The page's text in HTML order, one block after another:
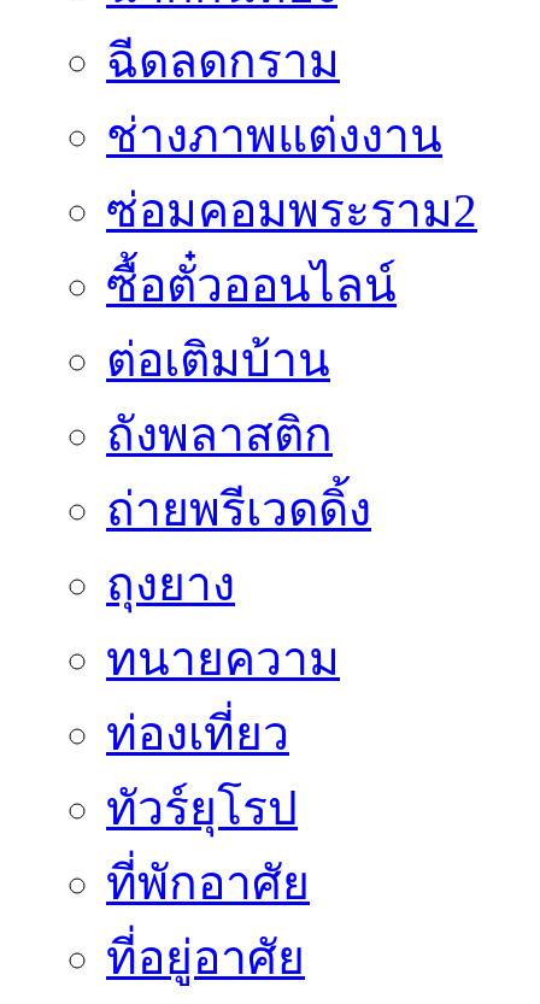
ฉีดลดกราม
ช่างภาพแต่งงาน
ซ่อมคอมพระราม2
ซื้อตั๋วออนไลน์
ต่อเติมบ้าน
ถังพลาสติก
ถ่ายพรีเวดดิ้ง
ถุงยาง
ทนายความ
ท่องเที่ยว
ทัวร์ยุโรป
ที่พักอาศัย
ที่อยู่อาศัย